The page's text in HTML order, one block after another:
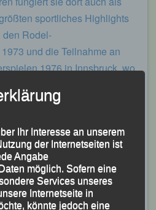
sportliches Highlights
den Rodel-
und die Teilnahme an
1976 in Innsbruck, wo
des Kuratoriums
von Ehrungen ein.
von Jugend an
Betreuer im Modernen
Vereinsebene, sondern auch
waren seine Schwerpunkte.
Ihr Interesse an unserem
der Internetseiten ist
Angabe
möglich. Sofern eine
Services unseres
Internetseite in
könnte jedoch eine